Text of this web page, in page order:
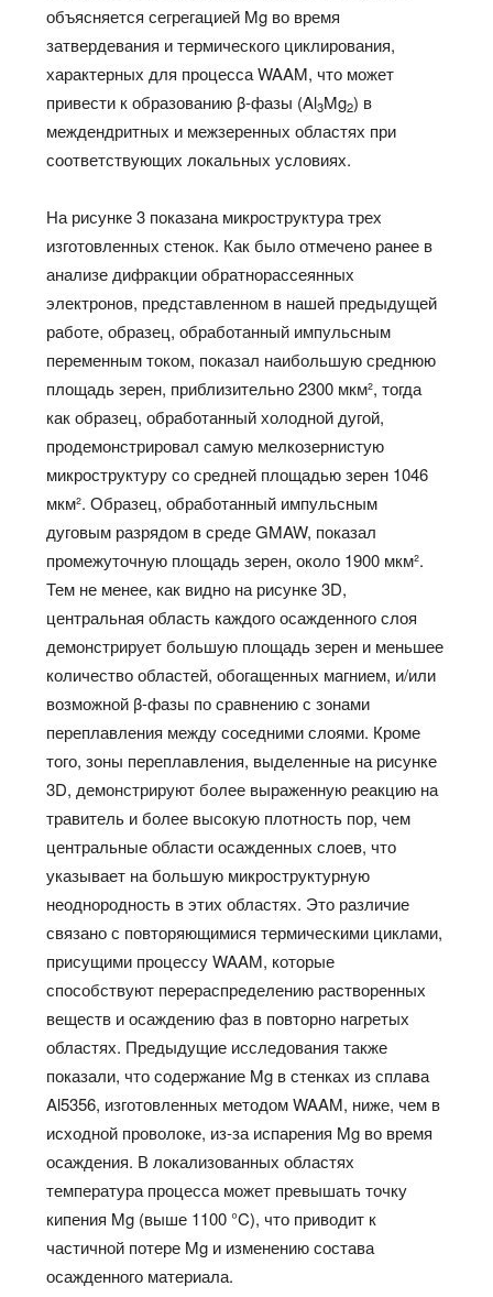
объясняется сегрегацией Mg во время
затвердевания и термического циклирования,
характерных для процесса WAAM, что может
привести к образованию β-фазы (Al3Mg2) в
междендритных и межзеренных областях при
соответствующих локальных условиях.
На рисунке 3 показана микроструктура трех
изготовленных стенок. Как было отмечено ранее в
анализе дифракции обратнорассеянных
электронов, представленном в нашей предыдущей
работе, образец, обработанный импульсным
переменным током, показал наибольшую среднюю
площадь зерен, приблизительно 2300 мкм², тогда
как образец, обработанный холодной дугой,
продемонстрировал самую мелкозернистую
микроструктуру со средней площадью зерен 1046
мкм². Образец, обработанный импульсным
дуговым разрядом в среде GMAW, показал
промежуточную площадь зерен, около 1900 мкм².
Тем не менее, как видно на рисунке 3D,
центральная область каждого осажденного слоя
демонстрирует большую площадь зерен и меньшее
количество областей, обогащенных магнием, и/или
возможной β-фазы по сравнению с зонами
переплавления между соседними слоями. Кроме
того, зоны переплавления, выделенные на рисунке
3D, демонстрируют более выраженную реакцию на
травитель и более высокую плотность пор, чем
центральные области осажденных слоев, что
указывает на большую микроструктурную
неоднородность в этих областях. Это различие
связано с повторяющимися термическими циклами,
присущими процессу WAAM, которые
способствуют перераспределению растворенных
веществ и осаждению фаз в повторно нагретых
областях. Предыдущие исследования также
показали, что содержание Mg в стенках из сплава
Al5356, изготовленных методом WAAM, ниже, чем в
исходной проволоке, из-за испарения Mg во время
осаждения. В локализованных областях
температура процесса может превышать точку
кипения Mg (выше 1100 °C), что приводит к
частичной потере Mg и изменению состава
осажденного материала.